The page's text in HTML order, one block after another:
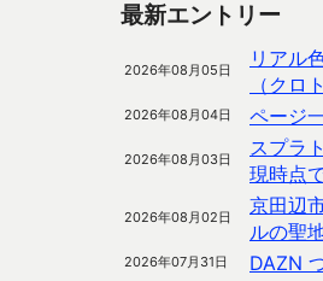
最新エントリー
2026年08月05日
リアル
（クロ
2026年08月04日 ページ
2026年08月03日
スプラ
現時点
2026年08月02日
京田辺
ルの聖
2026年07月31日 DAZN